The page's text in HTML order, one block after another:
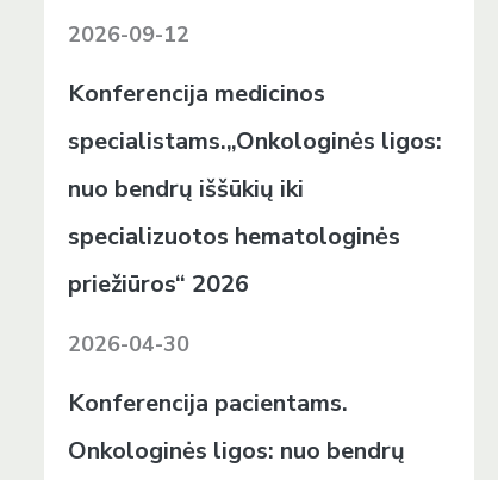
2026-09-12
Konferencija medicinos
specialistams.„Onkologinės ligos:
nuo bendrų iššūkių iki
specializuotos hematologinės
priežiūros“ 2026
2026-04-30
Konferencija pacientams.
Onkologinės ligos: nuo bendrų